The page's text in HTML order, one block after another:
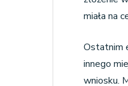
miała na
Ostatnim
innego
wniosku.